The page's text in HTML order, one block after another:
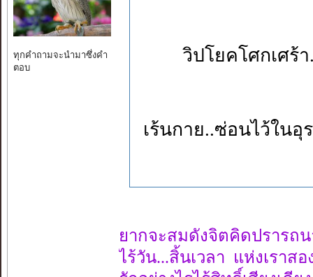
ทุกคำถามจะนำมาซึ่งคำ
ตอบ
วิปโยคโศกเศ
เร้นกาย..ซ่อน
ยากจะสมดังจิตคิดปรารถ
ไร้วัน...สิ้นเวลา แห่งเราสอ